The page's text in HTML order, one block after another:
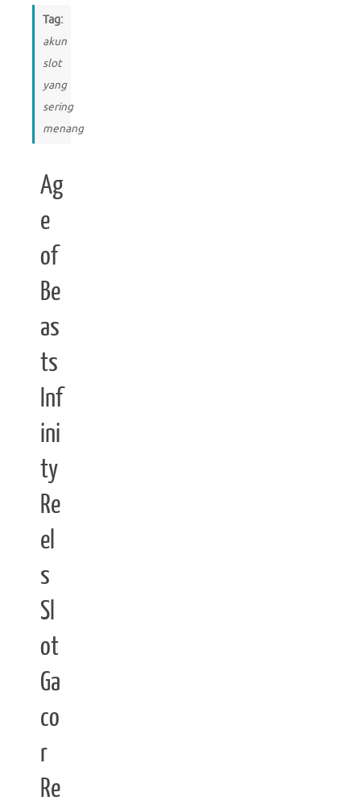
Tag:
akun
slot
yang
sering
menang
Ag
e
of
Be
as
ts
Inf
ini
ty
Re
el
s
Sl
ot
Ga
co
r
Re